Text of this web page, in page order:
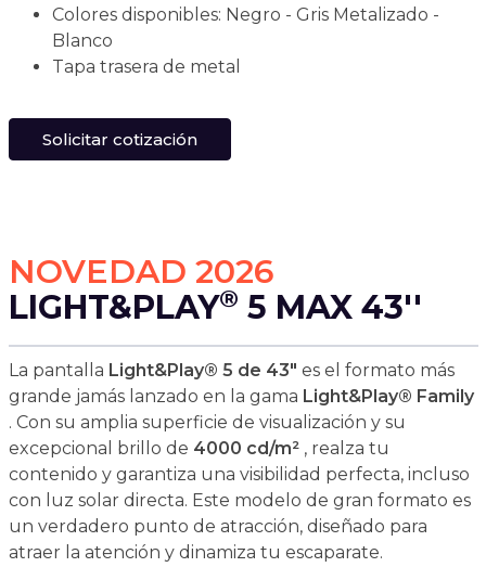
Colores disponibles: Negro - Gris Metalizado -
Blanco
Tapa trasera de metal
Solicitar cotización
NOVEDAD 2026
LIGHT&PLAY® 5 MAX 43''
La pantalla Light&Play® 5 de 43" es el formato más
grande jamás lanzado en la gama Light&Play® Family
. Con su amplia superficie de visualización y su
excepcional brillo de 4000 cd/m², realza tu
contenido y garantiza una visibilidad perfecta, incluso
con luz solar directa. Este modelo de gran formato es
un verdadero punto de atracción, diseñado para
atraer la atención y dinamiza tu escaparate.